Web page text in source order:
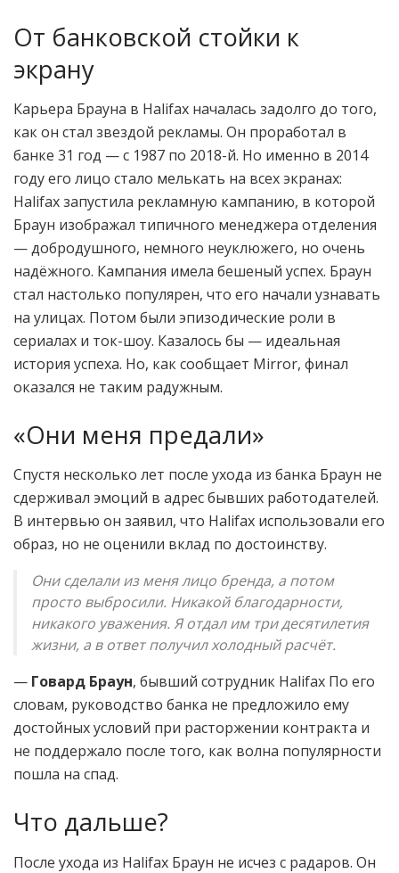
От банковской стойки к
экрану
Карьера Брауна в Halifax началась задолго до того,
как он стал звездой рекламы. Он проработал в
банке 31 год — с 1987 по 2018-й. Но именно в 2014
году его лицо стало мелькать на всех экранах:
Halifax запустила рекламную кампанию, в которой
Браун изображал типичного менеджера отделения
— добродушного, немного неуклюжего, но очень
надёжного. Кампания имела бешеный успех. Браун
стал настолько популярен, что его начали узнавать
на улицах. Потом были эпизодические роли в
сериалах и ток-шоу. Казалось бы — идеальная
история успеха. Но, как сообщает Mirror, финал
оказался не таким радужным.
«Они меня предали»
Спустя несколько лет после ухода из банка Браун не
сдерживал эмоций в адрес бывших работодателей.
В интервью он заявил, что Halifax использовали его
образ, но не оценили вклад по достоинству.
Они сделали из меня лицо бренда, а потом
просто выбросили. Никакой благодарности,
никакого уважения. Я отдал им три десятилетия
жизни, а в ответ получил холодный расчёт.
— Говард Браун, бывший сотрудник Halifax По его
словам, руководство банка не предложило ему
достойных условий при расторжении контракта и
не поддержало после того, как волна популярности
пошла на спад.
Что дальше?
После ухода из Halifax Браун не исчез с радаров. Он